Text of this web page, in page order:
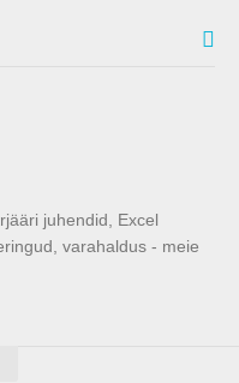
juhendid, Excel
varahaldus - meie